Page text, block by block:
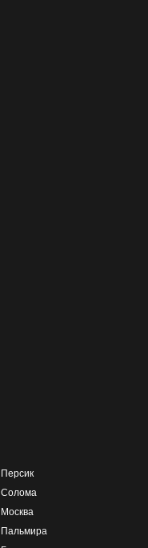
Персик
Солома
Москва
Пальмира